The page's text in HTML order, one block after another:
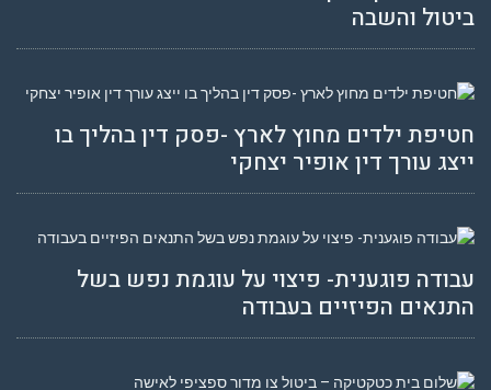
ביטול והשבה
חטיפת ילדים מחוץ לארץ -פסק דין בהליך בו
ייצג עורך דין אופיר יצחקי
עבודה פוגענית- פיצוי על עוגמת נפש בשל
התנאים הפיזיים בעבודה